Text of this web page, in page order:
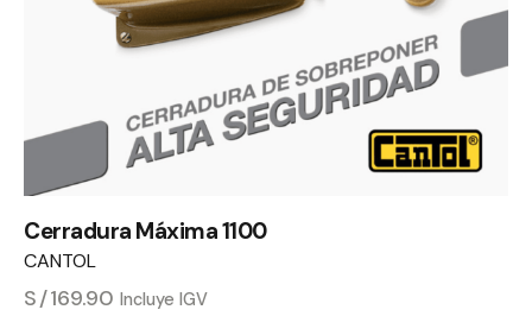
Cerradura Máxima 1100
CANTOL
S/169.90 Incluye IGV